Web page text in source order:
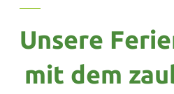
Unsere
mit dem